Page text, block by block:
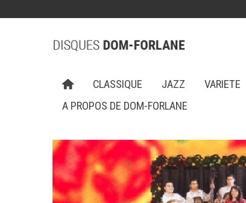
CLASSIQUE JAZZ VARIETE
A PROPOS DE DOM-FORLANE